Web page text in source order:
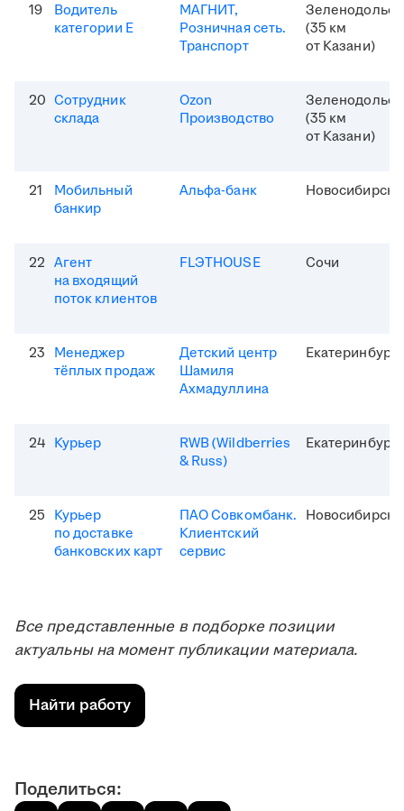
19
Водитель
категории Е
МАГНИТ,
Розничная сеть.
Транспорт
Зеленодольск
(35 км
от Казани)
20 Сотрудник
склада
Ozon
Производство
Зеленодольск
(35 км
от Казани)
21
Мобильный
банкир
Альфа-банк Новосибирск
22 Агент
на входящий
поток клиентов
FLЭTHOUSE Сочи
23 Менеджер
тёплых продаж
Детский центр
Шамиля
Ахмадуллина
Екатеринбург
24 Курьер
RWB (Wildberries
& Russ)
Екатеринбург
25 Курьер
по доставке
банковских карт
ПАО Совкомбанк.
Клиентский
сервис
Новосибирск
Все представленные в подборке позиции
актуальны на момент публикации материала.
Найти работу
Поделиться: